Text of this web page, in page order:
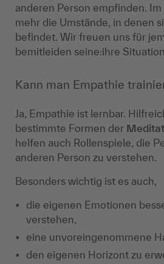
anderen Person empfinden.
mehr die Umstände, in denen
befindet. Wir freuen uns für
bemitleiden seine:ihre
Kann man Empathie
Ja, Empathie ist lernbar.
bestimmte Formen der
helfen auch Rollenspiele, die
anderen Person zu verstehen.
Besonders wichtig ist es auch,
die eigenen Emotionen
verstehen,
eine unvoreingenommene
den eigenen Horizont zu